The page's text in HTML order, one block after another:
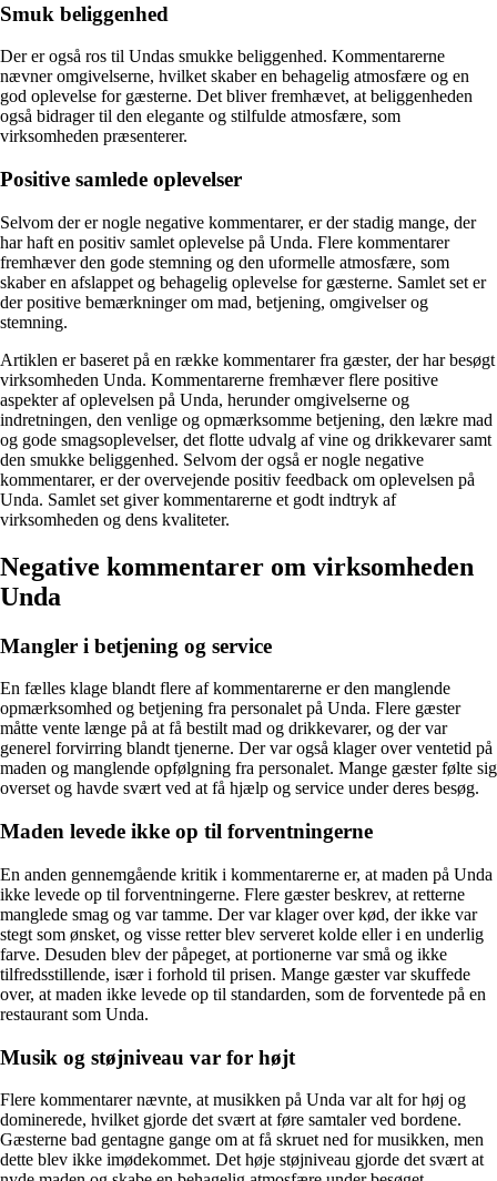
Smuk beliggenhed
Der er også ros til Undas smukke beliggenhed. Kommentarerne
nævner omgivelserne, hvilket skaber en behagelig atmosfære og en
god oplevelse for gæsterne. Det bliver fremhævet, at beliggenheden
også bidrager til den elegante og stilfulde atmosfære, som
virksomheden præsenterer.
Positive samlede oplevelser
Selvom der er nogle negative kommentarer, er der stadig mange, der
har haft en positiv samlet oplevelse på Unda. Flere kommentarer
fremhæver den gode stemning og den uformelle atmosfære, som
skaber en afslappet og behagelig oplevelse for gæsterne. Samlet set er
der positive bemærkninger om mad, betjening, omgivelser og
stemning.
Artiklen er baseret på en række kommentarer fra gæster, der har besøgt
virksomheden Unda. Kommentarerne fremhæver flere positive
aspekter af oplevelsen på Unda, herunder omgivelserne og
indretningen, den venlige og opmærksomme betjening, den lækre mad
og gode smagsoplevelser, det flotte udvalg af vine og drikkevarer samt
den smukke beliggenhed. Selvom der også er nogle negative
kommentarer, er der overvejende positiv feedback om oplevelsen på
Unda. Samlet set giver kommentarerne et godt indtryk af
virksomheden og dens kvaliteter.
Negative kommentarer om virksomheden
Unda
Mangler i betjening og service
En fælles klage blandt flere af kommentarerne er den manglende
opmærksomhed og betjening fra personalet på Unda. Flere gæster
måtte vente længe på at få bestilt mad og drikkevarer, og der var
generel forvirring blandt tjenerne. Der var også klager over ventetid på
maden og manglende opfølgning fra personalet. Mange gæster følte sig
overset og havde svært ved at få hjælp og service under deres besøg.
Maden levede ikke op til forventningerne
En anden gennemgående kritik i kommentarerne er, at maden på Unda
ikke levede op til forventningerne. Flere gæster beskrev, at retterne
manglede smag og var tamme. Der var klager over kød, der ikke var
stegt som ønsket, og visse retter blev serveret kolde eller i en underlig
farve. Desuden blev der påpeget, at portionerne var små og ikke
tilfredsstillende, især i forhold til prisen. Mange gæster var skuffede
over, at maden ikke levede op til standarden, som de forventede på en
restaurant som Unda.
Musik og støjniveau var for højt
Flere kommentarer nævnte, at musikken på Unda var alt for høj og
dominerede, hvilket gjorde det svært at føre samtaler ved bordene.
Gæsterne bad gentagne gange om at få skruet ned for musikken, men
dette blev ikke imødekommet. Det høje støjniveau gjorde det svært at